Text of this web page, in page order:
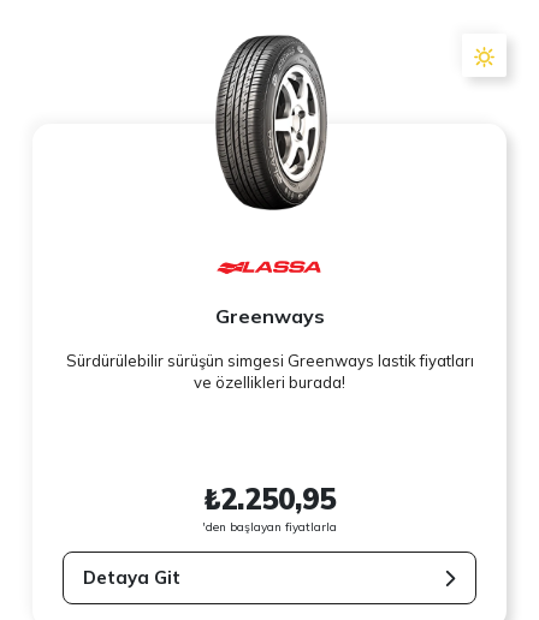
Greenways
Sürdürülebilir sürüşün simgesi Greenways lastik fiyatları
ve özellikleri burada!
₺2.250,95
'den başlayan fiyatlarla
Detaya Git